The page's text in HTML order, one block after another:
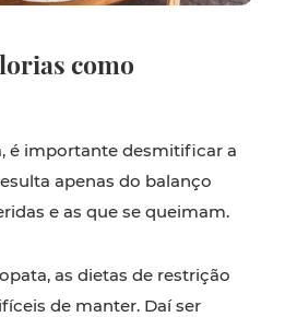
como
é importante desmitificar a
apenas do balanço
e as que se queimam.
as dietas de restrição
de manter. Daí ser